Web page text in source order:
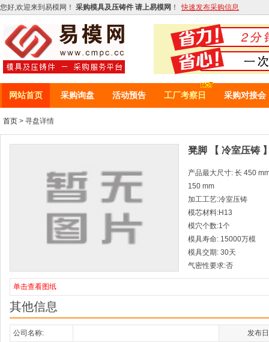
您好,欢迎来到易模网！ 采购模具及压铸件 请上易模网 ！ 快速发布采购信息
网站首页 采购询盘 活动预告 工厂考察日 采购对接会
首页 > 寻盘详情
凳脚 【 冷室压铸
产品最大尺寸: 长 450
150 mm
加工工艺:冷室压铸
模芯材料:H13
模穴个数:1个
模具寿命: 15000万模
模具交期: 30天
气密性要求:否
单击查看图纸
其他信息
公司名称:
发布